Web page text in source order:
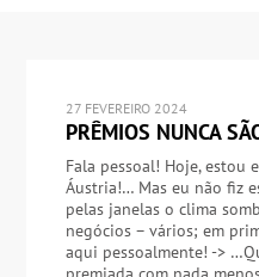
27 FEVEREIRO 2024
PRÊMIOS NUNCA
Fala pessoal! Hoje, estou
Áustria!… Mas eu não fiz
pelas janelas o clima
negócios – vários; em
aqui pessoalmente! ->